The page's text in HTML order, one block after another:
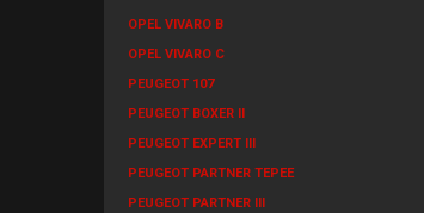
OPEL VIVARO B
OPEL VIVARO C
PEUGEOT 107
PEUGEOT BOXER II
PEUGEOT EXPERT III
PEUGEOT PARTNER TEPEE
PEUGEOT PARTNER III